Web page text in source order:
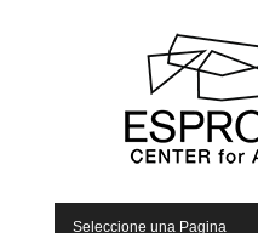
Seleccione una Pagina